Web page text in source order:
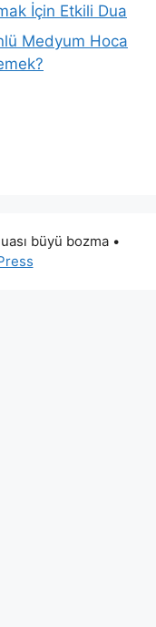
İçin Etkili Dua
Medyum Hoca
büyü bozma •